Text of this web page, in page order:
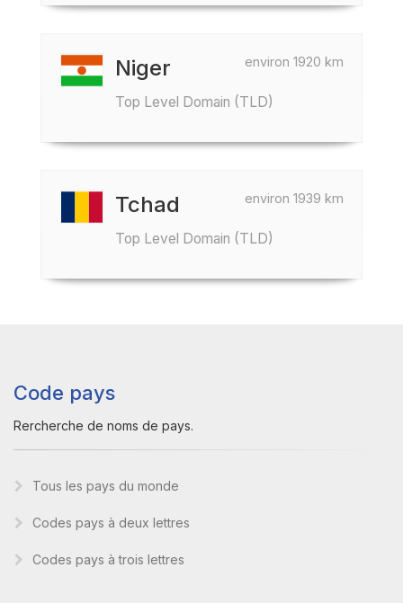
environ 1920 km
Niger
Top Level Domain (TLD)
environ 1939 km
Tchad
Top Level Domain (TLD)
Code pays
Rercherche de noms de pays.
Tous les pays du monde
Codes pays à deux lettres
Codes pays à trois lettres